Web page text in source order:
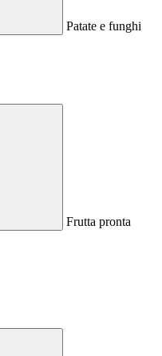
Patate e funghi
Frutta pronta